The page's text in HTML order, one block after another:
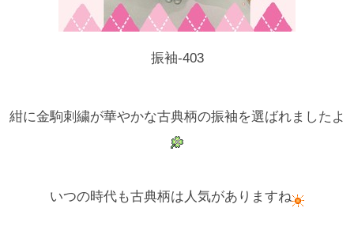
振袖-403
紺に金駒刺繍が華やかな古典柄の振袖を選ばれましたよ
いつの時代も古典柄は人気がありますね